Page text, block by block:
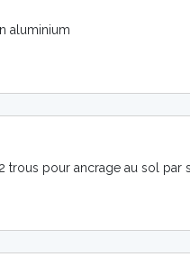
aluminium
pour ancrage au sol par